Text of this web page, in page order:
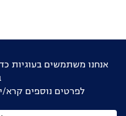
אוהבים